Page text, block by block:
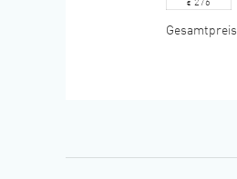
€ 276
Gesamtpreis